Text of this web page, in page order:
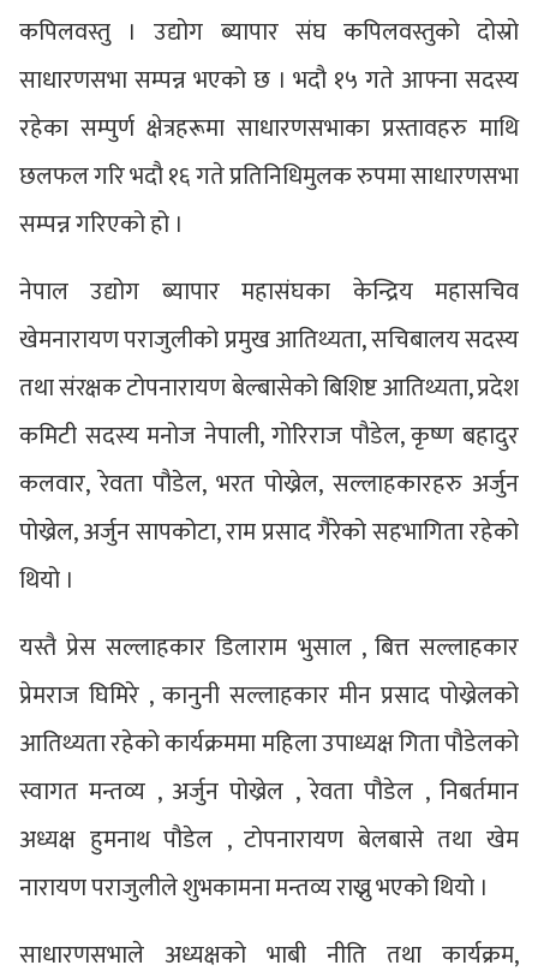
कपिलवस्तु । उद्योग ब्यापार संघ कपिलवस्तुको दोस्रो
साधारणसभा सम्पन्न भएको छ । भदौ १५ गते आफ्ना सदस्य
रहेका सम्पुर्ण क्षेत्रहरूमा साधारणसभाका प्रस्तावहरु माथि
छलफल गरि भदौ १६ गते प्रतिनिधिमुलक रुपमा साधारणसभा
सम्पन्न गरिएको हो ।
नेपाल उद्योग ब्यापार महासंघका केन्द्रिय महासचिव
खेमनारायण पराजुलीको प्रमुख आतिथ्यता, सचिबालय सदस्य
तथा संरक्षक टोपनारायण बेल्बासेको बिशिष्ट आतिथ्यता, प्रदेश
कमिटी सदस्य मनोज नेपाली, गोरिराज पौडेल, कृष्ण बहादुर
कलवार, रेवता पौडेल, भरत पोख्रेल, सल्लाहकारहरु अर्जुन
पोख्रेल, अर्जुन सापकोटा, राम प्रसाद गैरेको सहभागिता रहेको
थियो ।
यस्तै प्रेस सल्लाहकार डिलाराम भुसाल , बित्त सल्लाहकार
प्रेमराज घिमिरे , कानुनी सल्लाहकार मीन प्रसाद पोख्रेलको
आतिथ्यता रहेको कार्यक्रममा महिला उपाध्यक्ष गिता पौडेलको
स्वागत मन्तव्य , अर्जुन पोख्रेल , रेवता पौडेल , निबर्तमान
अध्यक्ष हुमनाथ पौडेल , टोपनारायण बेलबासे तथा खेम
नारायण पराजुलीले शुभकामना मन्तव्य राख्नु भएको थियो ।
साधारणसभाले अध्यक्षको भाबी नीति तथा कार्यक्रम,